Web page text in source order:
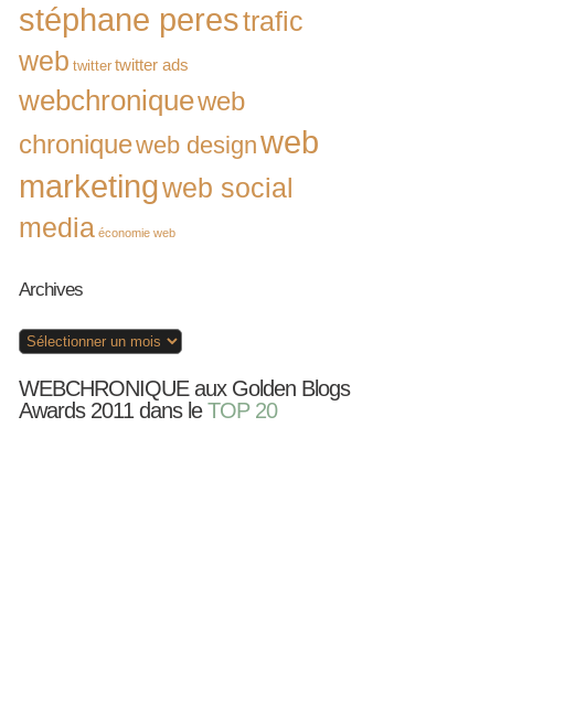
stéphane perestrafic
web twitter twitter ads
webchroniqueweb
chroniqueweb designweb
marketingweb social
media économie web
Archives
Archives
WEBCHRONIQUE aux Golden Blogs
Awards 2011 dans leTOP 20